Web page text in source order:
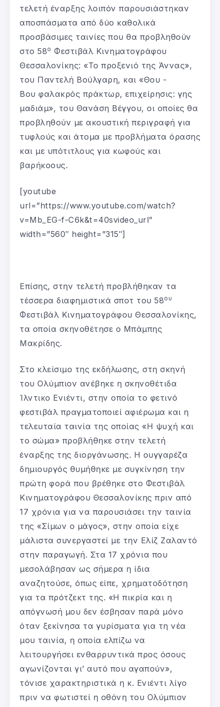
τελετή έναρξης λοιπόν παρουσιάστηκαν
αποσπάσματα από δύο καθολικά
προσβάσιμες ταινίες που θα προβληθούν
στο 58ο Φεστιβάλ Κινηματογράφου
Θεσσαλονίκης: «Το προξενιό της Άννας»,
του Παντελή Βούλγαρη, και «Θου -
Βου φαλακρός πράκτωρ, επιχείρησις: γης
μαδιάμ», του Θανάση Βέγγου, οι οποίες θα
προβληθούν με ακουστική περιγραφή για
τυφλούς και άτομα με προβλήματα όρασης
και με υπότιτλους για κωφούς και
βαρήκοους.
[youtube
url=”https://www.youtube.com/watch?
v=Mb_EG-f-C6k&t=40svideo_url”
width=”560″ height=”315″]
Επίσης, στην τελετή προβλήθηκαν τα
τέσσερα διαφημιστικά σποτ του 58ου
Φεστιβάλ Κινηματογράφου Θεσσαλονίκης,
τα οποία σκηνοθέτησε ο Μπάμπης
Μακρίδης.
Στο κλείσιμο της εκδήλωσης, στη σκηνή
του Ολύμπιον ανέβηκε η σκηνοθέτιδα
Ίλντικο Ενιέντι, στην οποία το φετινό
φεστιβάλ πραγματοποιεί αφιέρωμα και η
τελευταία ταινία της οποίας «Η ψυχή και
το σώμα» προβλήθηκε στην τελετή
έναρξης της διοργάνωσης. Η ουγγαρέζα
δημιουργός θυμήθηκε με συγκίνηση την
πρώτη φορά που βρέθηκε στο Φεστιβάλ
Κινηματογράφου Θεσσαλονίκης πριν από
17 χρόνια για να παρουσιάσει την ταινία
της «Σίμων ο μάγος», στην οποία είχε
μάλιστα συνεργαστεί με την Ελίζ Ζαλαντό
στην παραγωγή. Στα 17 χρόνια που
μεσολάβησαν ως σήμερα η ίδια
αναζητούσε, όπως είπε, χρηματοδότηση
για τα πρότζεκτ της. «Η πικρία και η
απόγνωσή μου δεν έσβησαν παρά μόνο
όταν ξεκίνησα τα γυρίσματα για τη νέα
μου ταινία, η οποία ελπίζω να
λειτουργήσει ενθαρρυντικά προς όσους
αγωνίζονται γι’ αυτό που αγαπούν»,
τόνισε χαρακτηριστικά η κ. Ενιέντι λίγο
πριν να φωτιστεί η οθόνη του Ολύμπιον